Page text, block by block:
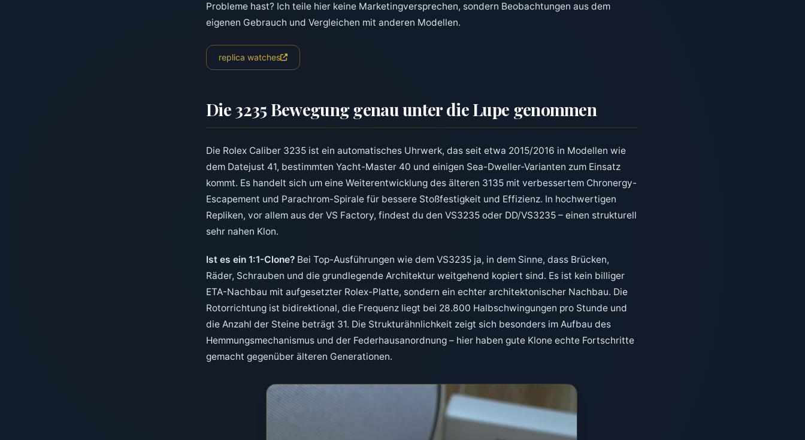
Probleme hast? Ich teile hier keine Marketingversprechen, sondern Beobachtungen aus dem
eigenen Gebrauch und Vergleichen mit anderen Modellen.
replica watches
Die 3235 Bewegung genau unter die Lupe genommen
Die Rolex Caliber 3235 ist ein automatisches Uhrwerk, das seit etwa 2015/2016 in Modellen wie
dem Datejust 41, bestimmten Yacht-Master 40 und einigen Sea-Dweller-Varianten zum Einsatz
kommt. Es handelt sich um eine Weiterentwicklung des älteren 3135 mit verbessertem Chronergy-
Escapement und Parachrom-Spirale für bessere Stoßfestigkeit und Effizienz. In hochwertigen
Repliken, vor allem aus der VS Factory, findest du den VS3235 oder DD/VS3235 – einen strukturell
sehr nahen Klon.
Ist es ein 1:1-Clone? Bei Top-Ausführungen wie dem VS3235 ja, in dem Sinne, dass Brücken,
Räder, Schrauben und die grundlegende Architektur weitgehend kopiert sind. Es ist kein billiger
ETA-Nachbau mit aufgesetzter Rolex-Platte, sondern ein echter architektonischer Nachbau. Die
Rotorrichtung ist bidirektional, die Frequenz liegt bei 28.800 Halbschwingungen pro Stunde und
die Anzahl der Steine beträgt 31. Die Strukturähnlichkeit zeigt sich besonders im Aufbau des
Hemmungsmechanismus und der Federhausanordnung – hier haben gute Klone echte Fortschritte
gemacht gegenüber älteren Generationen.